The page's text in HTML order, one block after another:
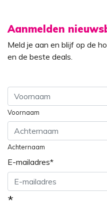
Aanmelden
Meld je aan en blijf op de
en de beste deals.
Voornaam
Achternaam
E-mailadres*
*